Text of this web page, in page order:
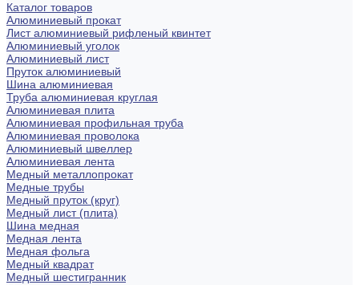
Каталог товаров
Алюминиевый прокат
Лист алюминиевый рифленый квинтет
Алюминиевый уголок
Алюминиевый лист
Пруток алюминиевый
Шина алюминиевая
Труба алюминиевая круглая
Алюминиевая плита
Алюминиевая профильная труба
Алюминиевая проволока
Алюминиевый швеллер
Алюминиевая лента
Медный металлопрокат
Медные трубы
Медный пруток (круг)
Медный лист (плита)
Шина медная
Медная лента
Медная фольга
Медный квадрат
Медный шестигранник